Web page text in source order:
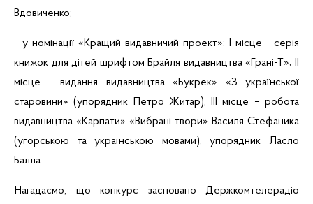
Вдовиченко;
- у номінації «Кращий видавничий проект»: І місце - серія
книжок для дітей шрифтом Брайля видавництва « Грані-Т »; ІІ
місце - видання видавництва «Букрек» «З української
старовини» (упорядник Петро Житар), ІІІ місце – робота
видавництва «Карпати» «Вибрані твори» Василя Стефаника
(угорською та українською мовами), упорядник Ласло
Балла.
Нагадаємо, що конкурс засновано Держкомтелерадіо